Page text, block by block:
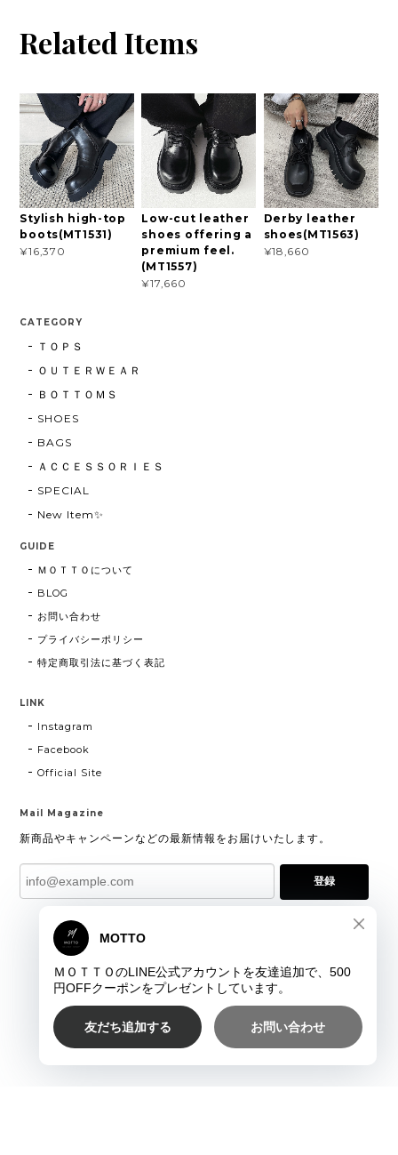
Related Items
Stylish high-top
boots(MT1531)
¥16,370
Low-cut leather
shoes offering a
premium feel.
(MT1557)
¥17,660
Derby leather
shoes(MT1563)
¥18,660
CATEGORY
ＴＯＰＳ
ＯＵＴＥＲＷＥＡＲ
ＢＯＴＴＯＭＳ
SHOES
BAGS
ＡＣＣＥＳＳＯＲＩＥＳ
SPECIAL
New Item✨
GUIDE
ＭＯＴＴＯについて
BLOG
お問い合わせ
プライバシーポリシー
特定商取引法に基づく表記
LINK
Instagram
Facebook
Official Site
Mail Magazine
新商品やキャンペーンなどの最新情報をお届けいたします。
登録